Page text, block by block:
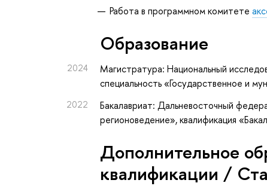
Работа в программном комитете
Oбразование
2024
Магистратура: Национальный
специальность «Государственное и
2022
Бакалавриат: Дальневосточный
регионоведение», квалификация
Дополнительное
квалификации /